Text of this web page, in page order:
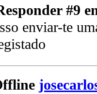
#9
enviar-te